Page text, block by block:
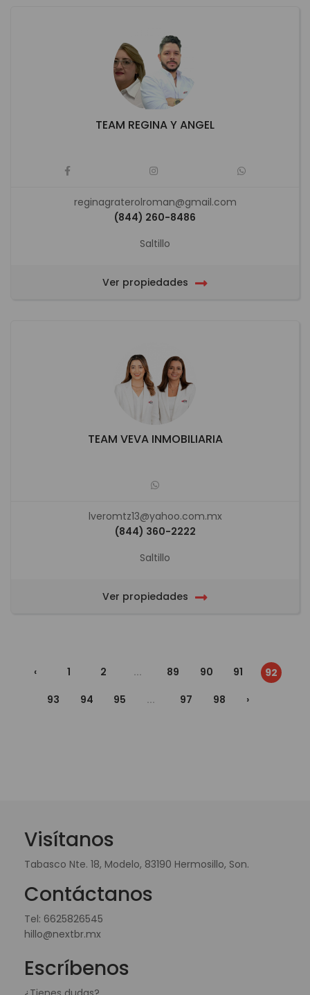
TEAM REGINA Y ANGEL
reginagraterolroman@gmail.com
(844) 260-8486
Saltillo
Ver propiedades
TEAM VEVA INMOBILIARIA
lveromtz13@yahoo.com.mx
(844) 360-2222
Saltillo
Ver propiedades
‹ 1 2 ... 89 90 91
92
93
94 95 ... 97 98 ›
Visítanos
Tabasco Nte. 18, Modelo, 83190 Hermosillo, Son.
Contáctanos
Tel: 6625826545
hillo@nextbr.mx
Escríbenos